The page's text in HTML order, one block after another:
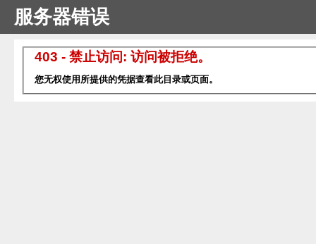
服务器错误
403 - 禁止访问: 访问被拒绝。
您无权使用所提供的凭据查看此目录或页面。